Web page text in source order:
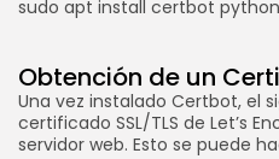
sudo apt install certbot
Obtención de un
Una vez instalado Certbot, el
certificado SSL/TLS de Let’s
servidor web. Esto se puede